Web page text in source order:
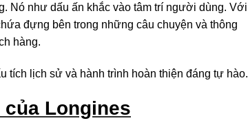
Nó như dấu ấn khắc vào tâm trí người dùng. Với
đựng bên trong những câu chuyện và thông
hàng.
tích lịch sử và hành trình hoàn thiện đáng tự hào.
Longines